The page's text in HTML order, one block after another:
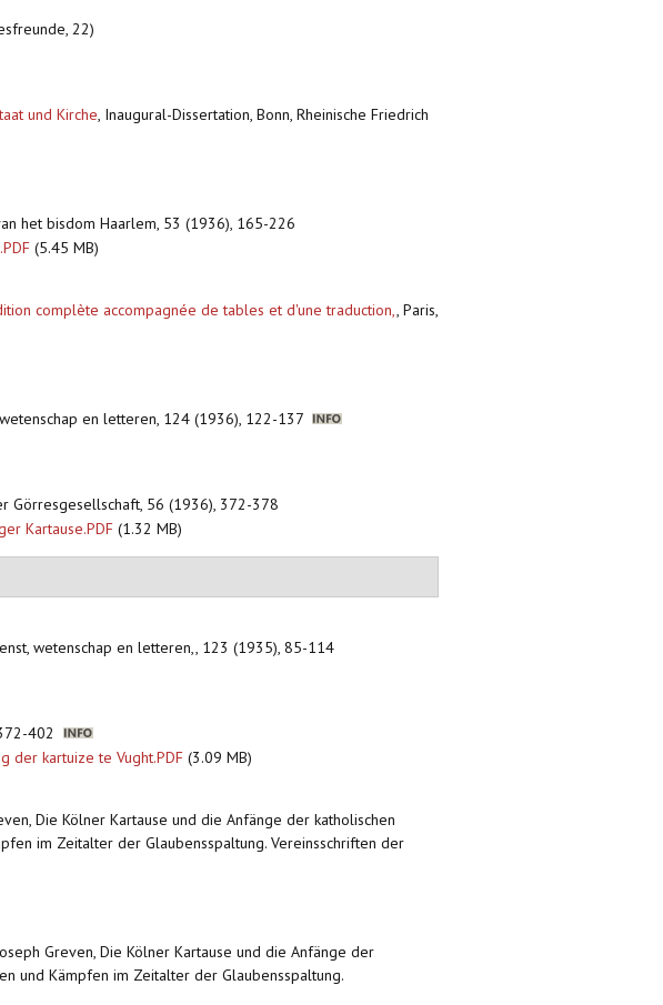
22)
und Kirche, Inaugural-Dissertation, Bonn, Rheinische Friedrich
het bisdom Haarlem, 53 (1936), 165-226
(5.45 MB)
complète accompagnée de tables et d'une traduction,, Paris,
en letteren, 124 (1936), 122-137
Görresgesellschaft, 56 (1936), 372-378
Kartause.PDF (1.32 MB)
wetenschap en letteren,, 123 (1935), 85-114
402
der kartuize te Vught.PDF (3.09 MB)
Die Kölner Kartause und die Anfänge der katholischen
im Zeitalter der Glaubensspaltung. Vereinsschriften der
Greven, Die Kölner Kartause und die Anfänge der
und Kämpfen im Zeitalter der Glaubensspaltung.